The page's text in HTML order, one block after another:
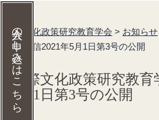
入会の申し込みはこちら
国際文化政策研究教育学会 > お知らせ
学会通信2021年5月1日第3号の公開
国際文化政策研究教育
5月1日第3号の公開